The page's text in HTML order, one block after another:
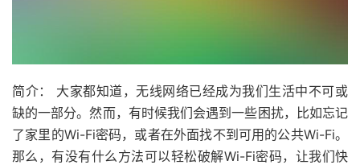
简介： 大家都知道，无线网络已经成为我们生活中不可或
缺的一部分。然而，有时候我们会遇到一些困扰，比如忘记
了家里的Wi-Fi密码，或者在外面找不到可用的公共Wi-Fi。
那么，有没有什么方法可以轻松破解Wi-Fi密码，让我们快